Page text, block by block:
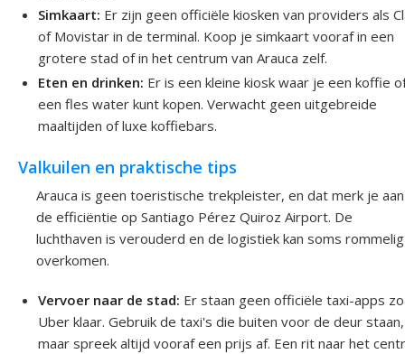
Simkaart: Er zijn geen officiële kiosken van providers als
of Movistar in de terminal. Koop je simkaart vooraf in een
grotere stad of in het centrum van Arauca zelf.
Eten en drinken: Er is een kleine kiosk waar je een koffie
een fles water kunt kopen. Verwacht geen uitgebreide
maaltijden of luxe koffiebars.
Valkuilen en praktische tips
Arauca is geen toeristische trekpleister, en dat merk je aan
de efficiëntie op Santiago Pérez Quiroz Airport. De
luchthaven is verouderd en de logistiek kan soms rommelig
overkomen.
Vervoer naar de stad: Er staan geen officiële taxi-apps
Uber klaar. Gebruik de taxi's die buiten voor de deur staan,
maar spreek altijd vooraf een prijs af. Een rit naar het